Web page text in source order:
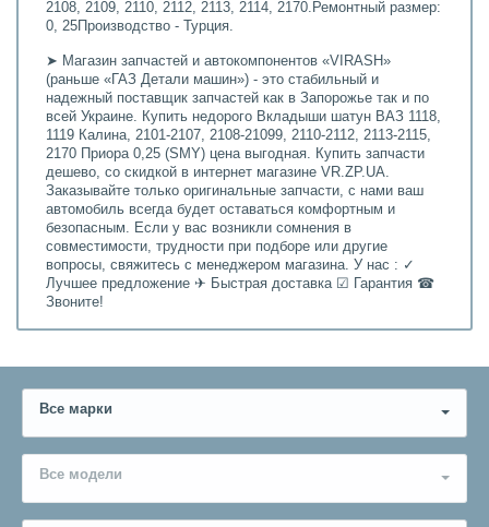
2108, 2109, 2110, 2112, 2113, 2114, 2170.Ремонтный размер:
0, 25Производство - Турция.
➤ Магазин запчастей и автокомпонентов «VIRASH»
(раньше «ГАЗ Детали машин») - это стабильный и
надежный поставщик запчастей как в Запорожье так и по
всей Украине. Купить недорого Вкладыши шатун ВАЗ 1118,
1119 Калина, 2101-2107, 2108-21099, 2110-2112, 2113-2115,
2170 Приора 0,25 (SMY) цена выгодная. Купить запчасти
дешево, со скидкой в интернет магазине VR.ZP.UA.
Заказывайте только оригинальные запчасти, с нами ваш
автомобиль всегда будет оставаться комфортным и
безопасным. Если у вас возникли сомнения в
совместимости, трудности при подборе или другие
вопросы, свяжитесь с менеджером магазина. У нас : ✓
Лучшее предложение ✈ Быстрая доставка ☑ Гарантия ☎
Звоните!
Все марки
Все модели